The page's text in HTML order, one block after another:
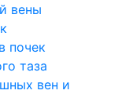
вены
почек
таза
вен и